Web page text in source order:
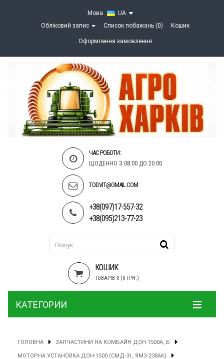
Мова
UA
Обліковий запис
Список побажань (0) Кошик
Оформлення замовлення
ЧАС РОБОТИ:
ЩОДЕННО З 08:00 ДО 20:00
TOD.VIT@GMAIL.COM
+38(097)17-557-32
+38(095)213-77-23
КОШИК
ТОВАРІВ 0 (0 ГРН.)
КАТЕГОРИИ
ГОЛОВНА ЗАПЧАСТИНИ НА КОМБАЙН ДОН-1500А, Б
МОТОРНА УСТАНОВКА ДОН-1500 (СМД-31, ЯМЗ-238АК)